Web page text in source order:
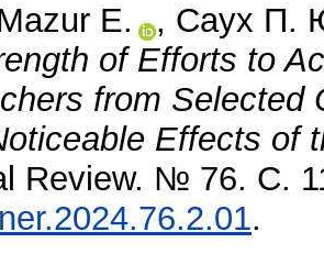
Е. , Саух П.
of Efforts to
from
Effects of
Review. № 76. С.
.